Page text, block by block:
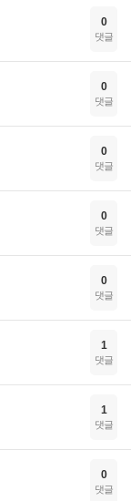
0
댓글
0
댓글
0
댓글
0
댓글
0
댓글
1
댓글
1
댓글
0
댓글